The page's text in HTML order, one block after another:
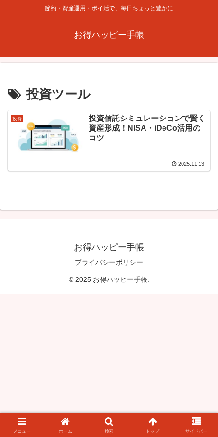
節約・資産運用・ポイ活で、毎日ちょっと豊かに
お得ハッピー手帳
投資ツール
投資
投資信託シミュレーションで賢く
資産形成！NISA・iDeCo活用の
コツ
2025.11.13
お得ハッピー手帳
プライバシーポリシー
© 2025 お得ハッピー手帳.
メニュー ホーム 検索 トップ サイドバー